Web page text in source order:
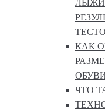
ЛЫЖИ
КАК
ЧТО